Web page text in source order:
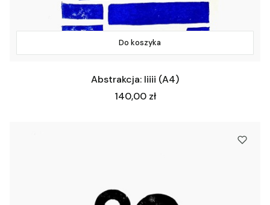
Do koszyka
Abstrakcja: Iiiii (A4)
Cena
140,00 zł